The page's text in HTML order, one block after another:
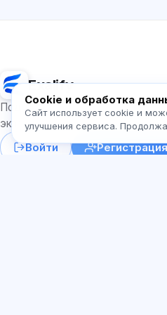
Exalify
Подготовка к международным
экзаменам
Войти
Регистрация
Cookie и обработка
Сайт использует cookie и
улучшения сервиса.